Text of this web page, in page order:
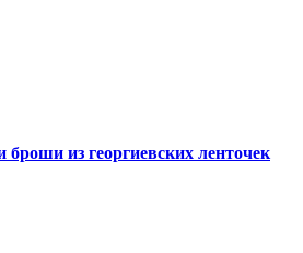
из георгиевских ленточек